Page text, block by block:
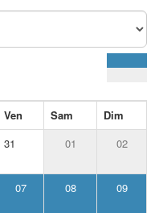
Ven Sam
Dim
31 01 02
07 08 09